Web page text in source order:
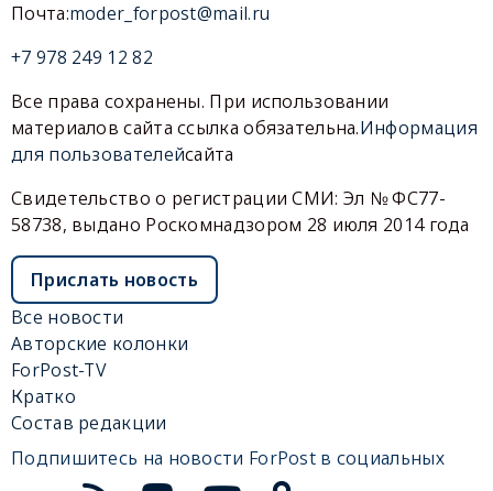
Почта:moder_forpost@mail.ru
+7 978 249 12 82
Все права сохранены. При использовании
материалов сайта ссылка обязательна.Информация
для пользователейсайта
Свидетельство о регистрации СМИ: Эл № ФС77-
58738, выдано Роскомнадзором 28 июля 2014 года
Прислать новость
Все новости
Авторские колонки
ForPost-TV
Кратко
Состав редакции
Подпишитесь на новости ForPost в социальных